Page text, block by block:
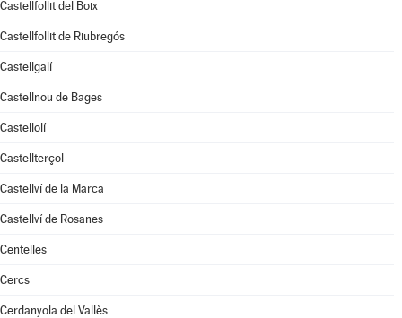
Castellfollit del Boix
Castellfollit de Riubregós
Castellgalí
Castellnou de Bages
Castellolí
Castellterçol
Castellví de la Marca
Castellví de Rosanes
Centelles
Cercs
Cerdanyola del Vallès